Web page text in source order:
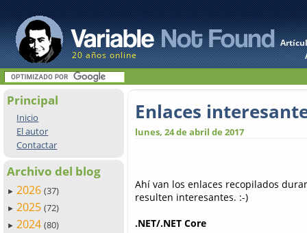
20 años online
Principal
Inicio
El autor
Contactar
Archivo del blog
► 2026 (37)
► 2025 (72)
► 2024 (80)
Enlaces
lunes, 24 de abril de 2017
Ahí van los enlaces recopilados
resulten interesantes. :-)
.NET/.NET Core